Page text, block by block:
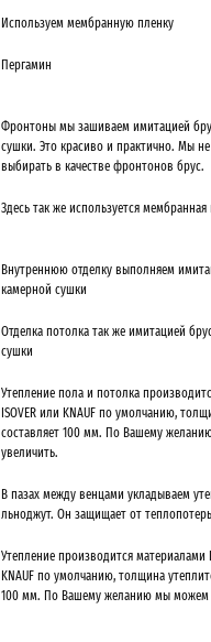
Используем мембранную пленку
Пергамин
Фронтоны мы зашиваем имитацией
сушки. Это красиво и практично. Мы
выбирать в качестве фронтонов брус.
Здесь так же используется мембранная
Внутреннюю отделку выполняем
камерной сушки
Отделка потолка так же имитацией
сушки
Утепление пола и потолка
ISOVER или KNAUF по умолчанию,
составляет 100 мм. По Вашему
увеличить.
В пазах между венцами укладываем
льноджут. Он защищает от
Утепление производится материалами
KNAUF по умолчанию, толщина
100 мм. По Вашему желанию мы можем